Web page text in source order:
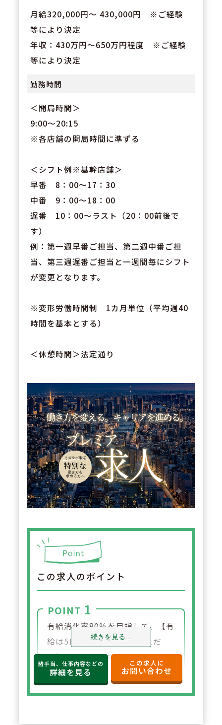
月給320,000円～ 430,000円 ※ご経験
等により決定
年収：430万円～650万円程度 ※ご経験
等により決定
勤務時間
＜開局時間＞
9:00～20:15
※各店舗の開局時間に準ずる
＜シフト例※基幹店舗＞
早番 8：00～17：30
中番 9：00～18：00
遅番 10：00～ラスト（20：00前後で
す）
例：第一週早番ご担当、第二週中番ご担
当、第三週遅番ご担当と一週間毎にシフト
が変更となります。
※変形労働時間制 1カ月単位（平均週40
時間を基本とする）
＜休憩時間＞法定通り
この求人のポイント
POINT 1
有給消化率80％を目指して、【有
給は5日は必ず消化していただ
く】ようにしております。各店舗
ごとの人数配置を行っておりま
す。具体的には、残業時間を含め
続きを見る...
諸手当、仕事内容などの
詳細を見る
この求人に
お問い合わせ